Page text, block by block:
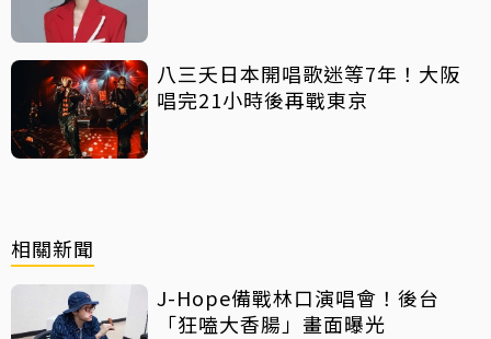
八三夭日本開唱歌迷等7年！大阪
唱完21小時後再戰東京
相關新聞
J-Hope備戰林口演唱會！後台
「狂嗑大香腸」畫面曝光